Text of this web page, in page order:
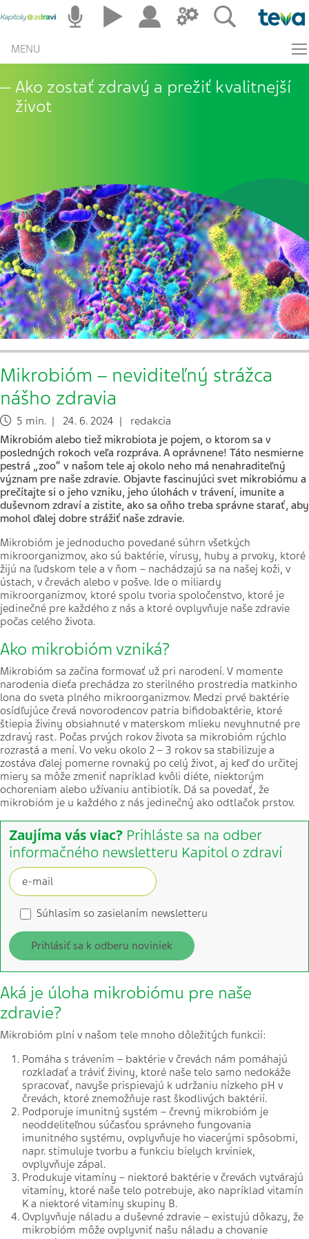
MENU
Ako zostať zdravý a prežiť kvalitnejší
život
Mikrobióm – neviditeľný strážca
nášho zdravia
5 min. | 24. 6. 2024 | redakcia
Mikrobióm alebo tiež mikrobiota je pojem, o ktorom sa v
posledných rokoch veľa rozpráva. A oprávnene! Táto nesmierne
pestrá „zoo“ v našom tele aj okolo neho má nenahraditeľný
význam pre naše zdravie. Objavte fascinujúci svet mikrobiómu a
prečítajte si o jeho vzniku, jeho úlohách v trávení, imunite a
duševnom zdraví a zistite, ako sa oňho treba správne starať, aby
mohol ďalej dobre strážiť naše zdravie.
Mikrobióm je jednoducho povedané súhrn všetkých
mikroorganizmov, ako sú baktérie, vírusy, huby a prvoky, ktoré
žijú na ľudskom tele a v ňom – nachádzajú sa na našej koži, v
ústach, v črevách alebo v pošve. Ide o miliardy
mikroorganizmov, ktoré spolu tvoria spoločenstvo, ktoré je
jedinečné pre každého z nás a ktoré ovplyvňuje naše zdravie
počas celého života.
Ako mikrobióm vzniká?
Mikrobióm sa začína formovať už pri narodení. V momente
narodenia dieťa prechádza zo sterilného prostredia matkinho
lona do sveta plného mikroorganizmov. Medzi prvé baktérie
osídľujúce črevá novorodencov patria bifidobaktérie, ktoré
štiepia živiny obsiahnuté v materskom mlieku nevyhnutné pre
zdravý rast. Počas prvých rokov života sa mikrobióm rýchlo
rozrastá a mení. Vo veku okolo 2 – 3 rokov sa stabilizuje a
zostáva ďalej pomerne rovnaký po celý život, aj keď do určitej
miery sa môže zmeniť napríklad kvôli diéte, niektorým
ochoreniam alebo užívaniu antibiotík. Dá sa povedať, že
mikrobióm je u každého z nás jedinečný ako odtlačok prstov.
Zaujíma vás viac? Prihláste sa na odber
informačného newsletteru Kapitol o zdraví
Súhlasím so zasielaním newsletteru
Prihlásiť sa k odberu noviniek
Aká je úloha mikrobiómu pre naše
zdravie?
Mikrobióm plní v našom tele mnoho dôležitých funkcií:
Pomáha s trávením – baktérie v črevách nám pomáhajú
rozkladať a tráviť živiny, ktoré naše telo samo nedokáže
spracovať, navyše prispievajú k udržaniu nízkeho pH v
črevách, ktoré znemožňuje rast škodlivých baktérií.
Podporuje imunitný systém – črevný mikrobióm je
neoddeliteľnou súčasťou správneho fungovania
imunitného systému, ovplyvňuje ho viacerými spôsobmi,
napr. stimuluje tvorbu a funkciu bielych krviniek,
ovplyvňuje zápal.
Produkuje vitamíny – niektoré baktérie v črevách vytvárajú
vitamíny, ktoré naše telo potrebuje, ako napríklad vitamín
K a niektoré vitamíny skupiny B.
Ovplyvňuje náladu a duševné zdravie – existujú dôkazy, že
mikrobióm môže ovplyvniť našu náladu a chovanie